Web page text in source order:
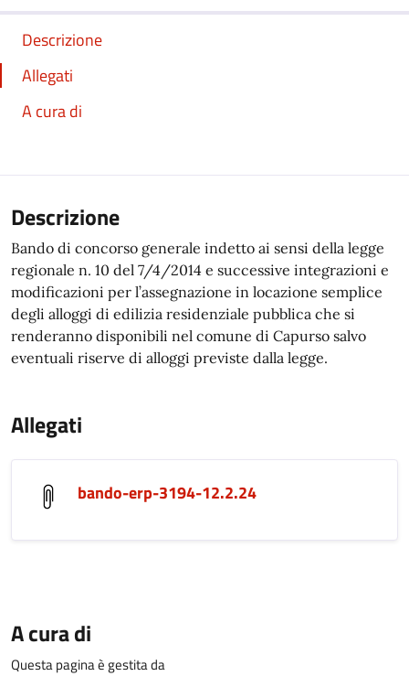
Descrizione
Allegati
A cura di
Descrizione
Bando di concorso generale indetto ai sensi della legge
regionale n. 10 del 7/4/2014 e successive integrazioni e
modificazioni per l’assegnazione in locazione semplice
degli alloggi di edilizia residenziale pubblica che si
renderanno disponibili nel comune di Capurso salvo
eventuali riserve di alloggi previste dalla legge.
Allegati
bando-erp-3194-12.2.24
A cura di
Questa pagina è gestita da